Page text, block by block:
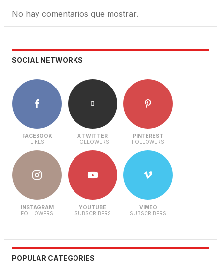
No hay comentarios que mostrar.
SOCIAL NETWORKS
FACEBOOK
LIKES
X TWITTER
FOLLOWERS
PINTEREST
FOLLOWERS
INSTAGRAM
FOLLOWERS
YOUTUBE
SUBSCRIBERS
VIMEO
SUBSCRIBERS
POPULAR CATEGORIES